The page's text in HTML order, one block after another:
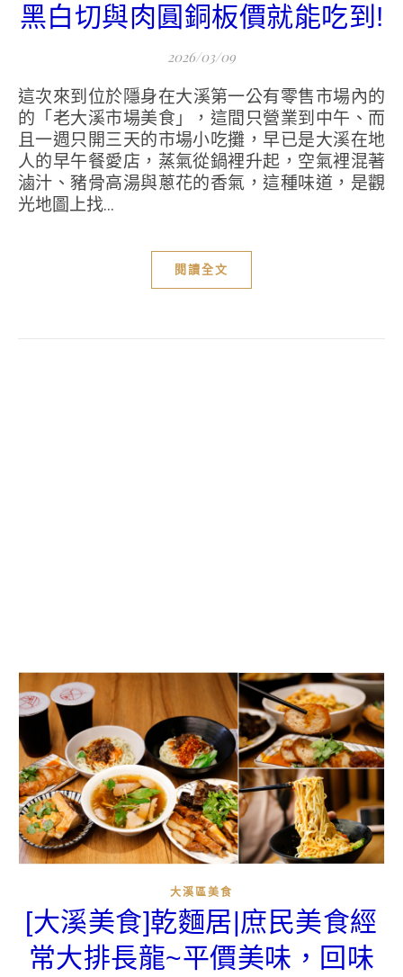
黑白切與肉圓銅板價就能吃到!
2026/03/09
這次來到位於隱身在大溪第一公有零售市場內的
的「老大溪市場美食」，這間只營業到中午、而
且一週只開三天的市場小吃攤，早已是大溪在地
人的早午餐愛店，蒸氣從鍋裡升起，空氣裡混著
滷汁、豬骨高湯與蔥花的香氣，這種味道，是觀
光地圖上找...
閱讀全文
大溪區美食
[大溪美食]乾麵居|庶民美食經
常大排長龍~平價美味，回味